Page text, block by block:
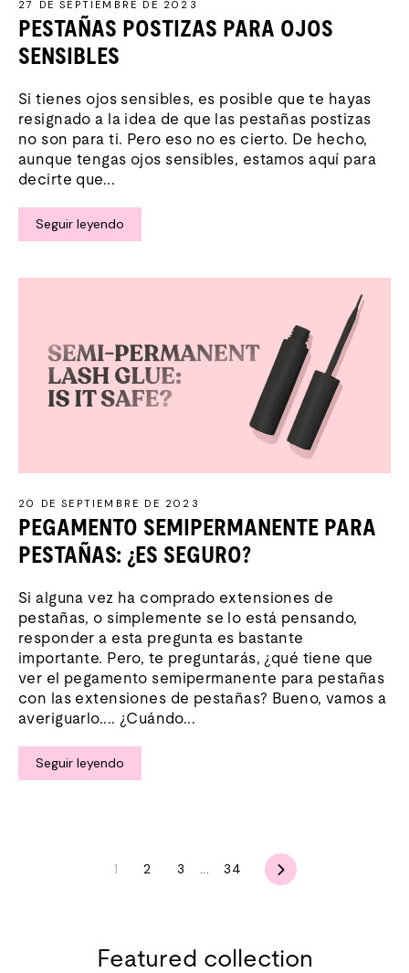
27 DE SEPTIEMBRE DE 2023
PESTAÑAS POSTIZAS PARA OJOS
SENSIBLES
Si tienes ojos sensibles, es posible que te hayas
resignado a la idea de que las pestañas postizas
no son para ti. Pero eso no es cierto. De hecho,
aunque tengas ojos sensibles, estamos aquí para
decirte que...
Seguir leyendo
20 DE SEPTIEMBRE DE 2023
PEGAMENTO SEMIPERMANENTE PARA
PESTAÑAS: ¿ES SEGURO?
Si alguna vez ha comprado extensiones de
pestañas, o simplemente se lo está pensando,
responder a esta pregunta es bastante
importante. Pero, te preguntarás, ¿qué tiene que
ver el pegamento semipermanente para pestañas
con las extensiones de pestañas? Bueno, vamos a
averiguarlo.... ¿Cuándo...
Seguir leyendo
1 2 3 ... 34 Siguiente
Featured collection